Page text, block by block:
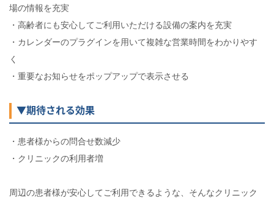
場の情報を充実
・高齢者にも安心してご利用いただける設備の案内を充実
・カレンダーのプラグインを用いて複雑な営業時間をわかりやす
く
・重要なお知らせをポップアップで表示させる
▼期待される効果
・患者様からの問合せ数減少
・クリニックの利用者増
周辺の患者様が安心してご利用できるような、そんなクリニック